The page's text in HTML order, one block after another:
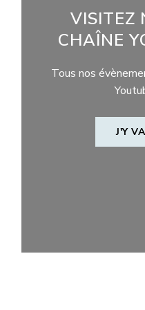
VISITEZ
CHAÎNE
Tous nos
J'Y